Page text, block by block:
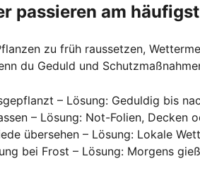
passieren am
zu früh raussetzen,
du Geduld und
– Lösung: Geduldig bis
– Lösung: Not-Folien, Decken
übersehen – Lösung: Lokale
bei Frost – Lösung: Morgens